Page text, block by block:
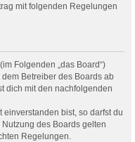
mit folgenden Regelungen
Folgenden „das Board“)
Betreiber des Boards ab
dich mit den nachfolgenden
bist, so darfst du
des Boards gelten
Regelungen.